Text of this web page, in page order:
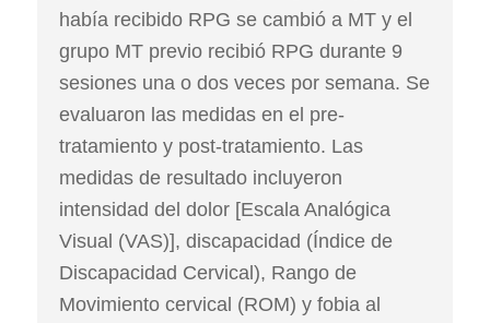
había recibido RPG se cambió a MT y el
grupo MT previo recibió RPG durante 9
sesiones una o dos veces por semana. Se
evaluaron las medidas en el pre-
tratamiento y post-tratamiento. Las
medidas de resultado incluyeron
intensidad del dolor [Escala Analógica
Visual (VAS)], discapacidad (Índice de
Discapacidad Cervical), Rango de
Movimiento cervical (ROM) y fobia al